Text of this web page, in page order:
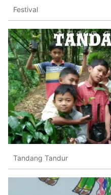
Festival
Tandang Tandur